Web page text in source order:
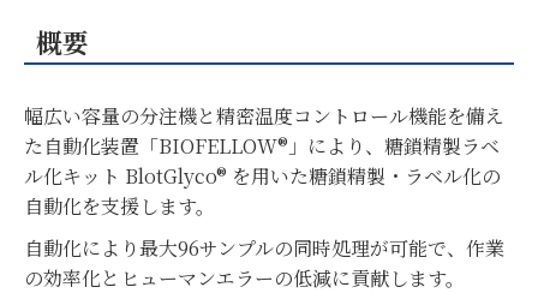
概要
幅広い容量の分注機と精密温度コントロール機能を備え
た自動化装置「BIOFELLOW®」により、糖鎖精製ラベ
ル化キット BlotGlyco® を用いた糖鎖精製・ラベル化の
自動化を支援します。
自動化により最大96サンプルの同時処理が可能で、作業
の効率化とヒューマンエラーの低減に貢献します。